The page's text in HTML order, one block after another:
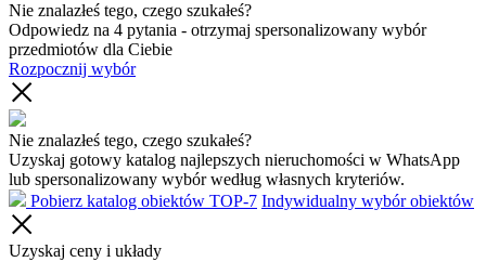
Nie znalazłeś tego, czego szukałeś?
Odpowiedz na 4 pytania - otrzymaj spersonalizowany wybór
przedmiotów dla Ciebie
Rozpocznij wybór
Nie znalazłeś tego, czego szukałeś?
Uzyskaj gotowy katalog najlepszych nieruchomości w WhatsApp
lub spersonalizowany wybór według własnych kryteriów.
Pobierz katalog obiektów TOP-7 Indywidualny wybór obiektów
Uzyskaj ceny i układy